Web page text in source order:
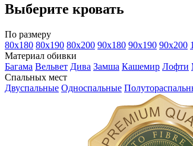
Выберите кровать
По размеру
80х180 80х190 80х200 90х180 90х190 90х200
Материал обивки
Багама Вельвет Дива Замша Кашемир Лофти
Спальных мест
Двуспальные Односпальные